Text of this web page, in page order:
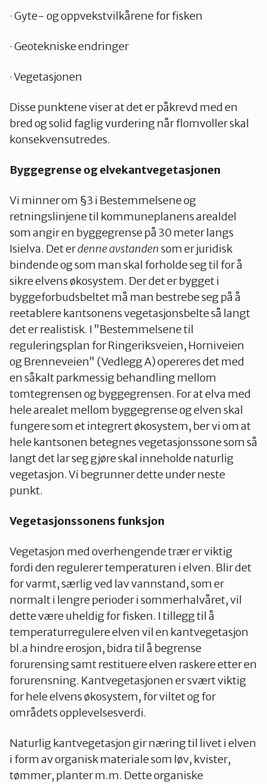
· Gyte- og oppvekstvilkårene for fisken
· Geotekniske endringer
· Vegetasjonen
Disse punktene viser at det er påkrevd med en
bred og solid faglig vurdering når flomvoller skal
konsekvensutredes.
Byggegrense og elvekantvegetasjonen
Vi minner om §3 i Bestemmelsene og
retningslinjene til kommuneplanens arealdel
som angir en byggegrense på 30 meter langs
Isielva. Det erdenne avstandensom er juridisk
bindende og som man skal forholde seg til for å
sikre elvens økosystem. Der det er bygget i
byggeforbudsbeltet må man bestrebe seg på å
reetablere kantsonens vegetasjonsbelte så langt
det er realistisk. I ”Bestemmelsene til
reguleringsplan for Ringeriksveien, Horniveien
og Brenneveien” (Vedlegg A) opereres det med
en såkalt parkmessig behandling mellom
tomtegrensen og byggegrensen. For at elva med
hele arealet mellom byggegrense og elven skal
fungere som et integrert økosystem, ber vi om at
hele kantsonen betegnes vegetasjonssone som så
langt det lar seg gjøre skal inneholde naturlig
vegetasjon. Vi begrunner dette under neste
punkt.
Vegetasjonssonens funksjon
Vegetasjon med overhengende trær er viktig
fordi den regulerer temperaturen i elven. Blir det
for varmt, særlig ved lav vannstand, som er
normalt i lengre perioder i sommerhalvåret, vil
dette være uheldig for fisken. I tillegg til å
temperaturregulere elven vil en kantvegetasjon
bl.a hindre erosjon, bidra til å begrense
forurensing samt restituere elven raskere etter en
forurensning. Kantvegetasjonen er svært viktig
for hele elvens økosystem, for viltet og for
områdets opplevelsesverdi.
Naturlig kantvegetasjon gir næring til livet i elven
i form av organisk materiale som løv, kvister,
tømmer, planter m.m. Dette organiske